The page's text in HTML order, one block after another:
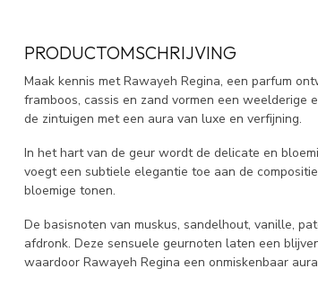
PRODUCTOMSCHRIJVING
Maak kennis met Rawayeh Regina, een parfum
framboos, cassis en zand vormen een
de zintuigen met een aura van luxe en verfijning.
In het hart van de geur wordt de delicate en
voegt een subtiele elegantie toe aan de
bloemige tonen.
De basisnoten van muskus, sandelhout, vanille,
afdronk. Deze sensuele geurnoten laten een
waardoor Rawayeh Regina een onmiskenbaar